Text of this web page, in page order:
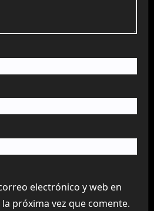
electrónico y web en
próxima vez que comente.